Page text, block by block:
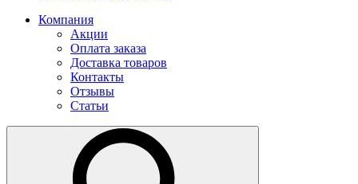
Компания
Акции
Оплата заказа
Доставка товаров
Контакты
Отзывы
Статьи